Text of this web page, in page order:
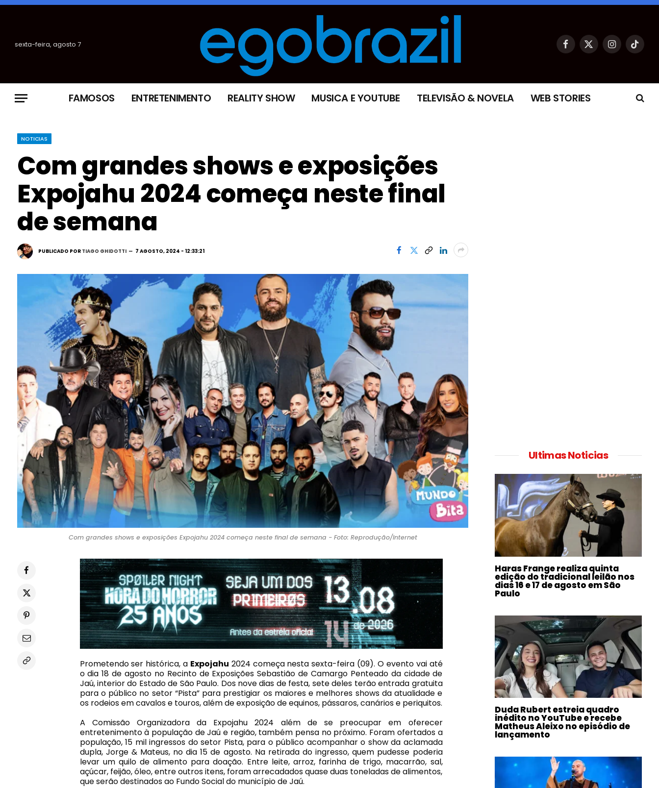
sexta-feira, agosto 7 Facebook
X
Instagram
TikTok
FAMOSOS ENTRETENIMENTO REALITY SHOW MUSICA E YOUTUBE TELEVISÃO & NOVELA WEB STORIES
NOTICIAS
Com grandes shows e exposições
Expojahu 2024 começa neste final
de semana
PUBLICADO POR TIAGO GHIDOTTI 7 AGOSTO, 2024 - 12:33:21
Com grandes shows e exposições Expojahu 2024 começa neste final de semana - Foto: Reprodução/Internet
Prometendo ser histórica, a Expojahu 2024 começa nesta sexta-feira (09). O evento vai até
o dia 18 de agosto no Recinto de Exposições Sebastião de Camargo Penteado da cidade de
Jaú, interior do Estado de São Paulo. Dos nove dias de festa, sete deles terão entrada gratuita
para o público no setor “Pista” para prestigiar os maiores e melhores shows da atualidade e
os rodeios em cavalos e touros, além de exposição de equinos, pássaros, canários e periquitos.
A Comissão Organizadora da Expojahu 2024 além de se preocupar em oferecer
entretenimento à população de Jaú e região, também pensa no próximo. Foram ofertados a
população, 15 mil ingressos do setor Pista, para o público acompanhar o show da aclamada
dupla, Jorge & Mateus, no dia 15 de agosto. Na retirada do ingresso, quem pudesse poderia
levar um quilo de alimento para doação. Entre leite, arroz, farinha de trigo, macarrão, sal,
açúcar, feijão, óleo, entre outros itens, foram arrecadados quase duas toneladas de alimentos,
que serão destinados ao Fundo Social do município de Jaú.
Ultimas Noticias
Haras Frange realiza quinta
edição do tradicional leilão nos
dias 16 e 17 de agosto em São
Paulo
Duda Rubert estreia quadro
inédito no YouTube e recebe
Matheus Aleixo no episódio de
lançamento